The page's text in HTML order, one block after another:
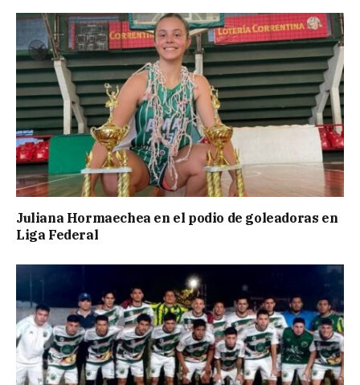
Juliana Hormaechea en el podio de goleadoras en
Liga Federal